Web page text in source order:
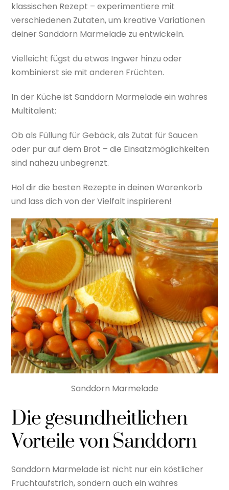
klassischen Rezept – experimentiere mit
verschiedenen Zutaten, um kreative Variationen
deiner Sanddorn Marmelade zu entwickeln.
Vielleicht fügst du etwas Ingwer hinzu oder
kombinierst sie mit anderen Früchten.
In der Küche ist Sanddorn Marmelade ein wahres
Multitalent:
Ob als Füllung für Gebäck, als Zutat für Saucen
oder pur auf dem Brot – die Einsatzmöglichkeiten
sind nahezu unbegrenzt.
Hol dir die besten Rezepte in deinen Warenkorb
und lass dich von der Vielfalt inspirieren!
Sanddorn Marmelade
Die gesundheitlichen
Vorteile von Sanddorn
Sanddorn Marmelade ist nicht nur ein köstlicher
Fruchtaufstrich, sondern auch ein wahres